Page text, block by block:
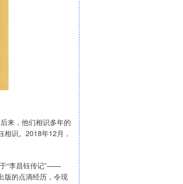
来，他们相识多年的
识。2018年12月，
“李昌钰传记”——
版的点滴经历，令现